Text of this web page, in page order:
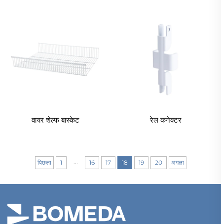
वायर शेल्फ बास्केट रेल कनेक्टर
पिछला 1 ... 16 17 18 19 20 अगला